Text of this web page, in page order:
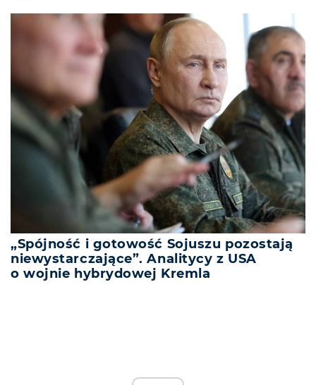
„Spójność i gotowość Sojuszu pozostają
niewystarczające”. Analitycy z USA
o wojnie hybrydowej Kremla